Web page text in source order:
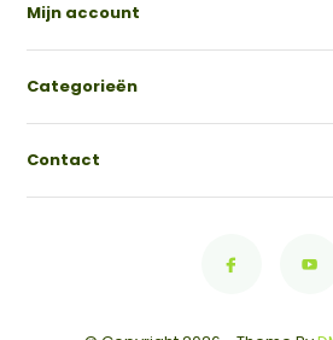
Mijn account
Categorieën
Contact